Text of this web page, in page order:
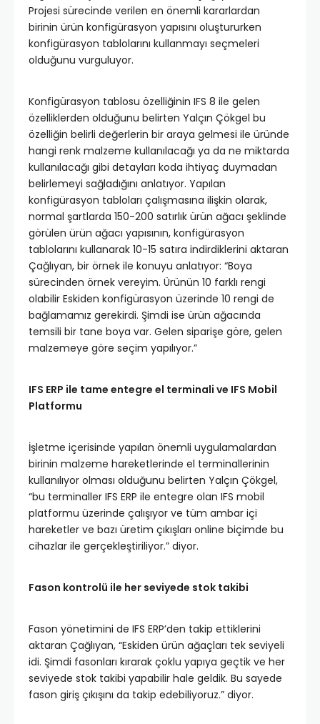
Projesi sürecinde verilen en önemli kararlardan
birinin ürün konfigürasyon yapısını oluştururken
konfigürasyon tablolarını kullanmayı seçmeleri
olduğunu vurguluyor.
Konfigürasyon tablosu özelliğinin IFS 8 ile gelen
özelliklerden olduğunu belirten Yalçın Çökgel bu
özelliğin belirli değerlerin bir araya gelmesi ile üründe
hangi renk malzeme kullanılacağı ya da ne miktarda
kullanılacağı gibi detayları koda ihtiyaç duymadan
belirlemeyi sağladığını anlatıyor. Yapılan
konfigürasyon tabloları çalışmasına ilişkin olarak,
normal şartlarda 150-200 satırlık ürün ağacı şeklinde
görülen ürün ağacı yapısının, konfigürasyon
tablolarını kullanarak 10-15 satıra indirdiklerini aktaran
Çağlıyan, bir örnek ile konuyu anlatıyor: “Boya
sürecinden örnek vereyim. Ürünün 10 farklı rengi
olabilir Eskiden konfigürasyon üzerinde 10 rengi de
bağlamamız gerekirdi. Şimdi ise ürün ağacında
temsili bir tane boya var. Gelen siparişe göre, gelen
malzemeye göre seçim yapılıyor.”
IFS ERP ile tame entegre el terminali ve IFS Mobil
Platformu
İşletme içerisinde yapılan önemli uygulamalardan
birinin malzeme hareketlerinde el terminallerinin
kullanılıyor olması olduğunu belirten Yalçın Çökgel,
“bu terminaller IFS ERP ile entegre olan IFS mobil
platformu üzerinde çalışıyor ve tüm ambar içi
hareketler ve bazı üretim çıkışları online biçimde bu
cihazlar ile gerçekleştiriliyor.” diyor.
Fason kontrolü ile her seviyede stok takibi
Fason yönetimini de IFS ERP’den takip ettiklerini
aktaran Çağlıyan, “Eskiden ürün ağaçları tek seviyeli
idi. Şimdi fasonları kırarak çoklu yapıya geçtik ve her
seviyede stok takibi yapabilir hale geldik. Bu sayede
fason giriş çıkışını da takip edebiliyoruz.” diyor.